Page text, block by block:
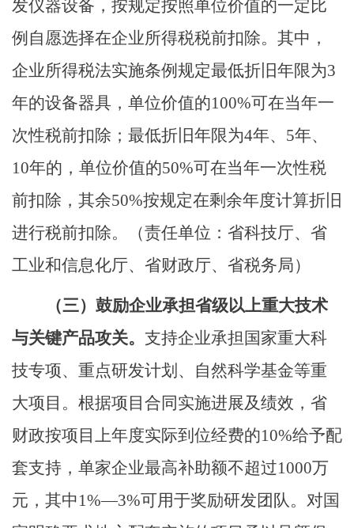
发仪器设备，按规定按照单位价值的一定比
例自愿选择在企业所得税税前扣除。其中，
企业所得税法实施条例规定最低折旧年限为3
年的设备器具，单位价值的100%可在当年一
次性税前扣除；最低折旧年限为4年、 5年、
10年的，单位价值的50%可在当年一次性税
前扣除，其余50%按规定在剩余年度计算折旧
进行税前扣除。
（责任单位：省科技厅、省
工业和信息化厅、省财政厅、省税务局）
（三） 鼓励企业承担省级以上重大技术
与关键产品攻关。 支持企业承担国家重大科
技专项、重点研发计划、自然科学基金等重
大项目。根据项目合同实施进展及绩效，省
财政按项目上年度实际到位经费的10%给予配
套支持，单家企业最高补助额不超过1000万
元，其中1%—3%可用于奖励研发团队。对国